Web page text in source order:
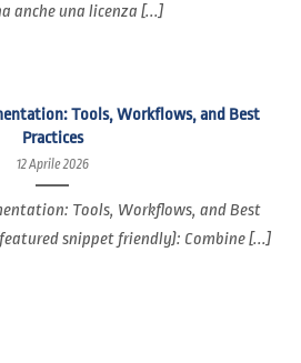
anche una licenza [...]
Tools, Workflows, and Best
Practices
12 Aprile 2026
Tools, Workflows, and Best
snippet friendly): Combine [...]